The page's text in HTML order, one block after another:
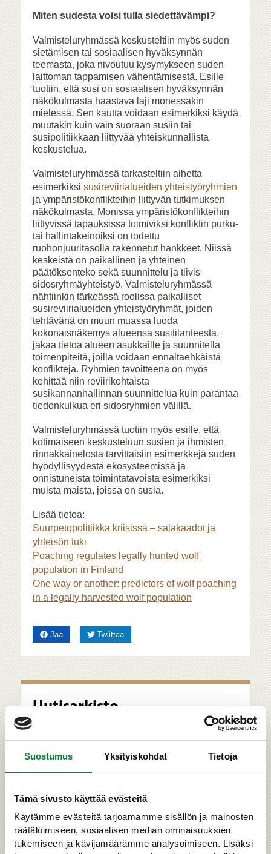
Suostumus Yksityiskohdat Tietoja
Tämä sivusto käyttää evästeitä
Käytämme evästeitä tarjoamamme sisällön ja mainosten
räätälöimiseen, sosiaalisen median ominaisuuksien
tukemiseen ja kävijämäärämme analysoimiseen. Lisäksi
Miten sudesta voisi tulla siedettävämpi?
Valmisteluryhmässä keskusteltiin myös suden
sietämisen tai sosiaalisen hyväksynnän
teemasta, joka nivoutuu kysymykseen suden
laittoman tappamisen vähentämisestä. Esille
tuotiin, että susi on sosiaalisen hyväksynnän
näkökulmasta haastava laji monessakin
mielessä. Sen kautta voidaan esimerkiksi käydä
muutakin kuin vain suoraan susiin tai
susipolitiikkaan liittyvää yhteiskunnallista
keskustelua.
Valmisteluryhmässä tarkasteltiin aihetta
esimerkiksi susireviirialueiden yhteistyöryhmien
ja ympäristökonflikteihin liittyvän tutkimuksen
näkökulmasta. Monissa ympäristökonflikteihin
liittyvissä tapauksissa toimiviksi konfliktin purku-
tai hallintakeinoiksi on todettu
ruohonjuuritasolla rakennetut hankkeet. Niissä
keskeistä on paikallinen ja yhteinen
päätöksenteko sekä suunnittelu ja tiivis
sidosryhmäyhteistyö. Valmisteluryhmässä
nähtiinkin tärkeässä roolissa paikalliset
susireviirialueiden yhteistyöryhmät, joiden
tehtävänä on muun muassa luoda
kokonaisnäkemys alueensa susitilanteesta,
jakaa tietoa alueen asukkaille ja suunnitella
toimenpiteitä, joilla voidaan ennaltaehkäistä
konflikteja. Ryhmien tavoitteena on myös
kehittää niin reviirikohtaista
susikannanhallinnan suunnittelua kuin parantaa
tiedonkulkua eri sidosryhmien välillä.
Valmisteluryhmässä tuotiin myös esille, että
kotimaiseen keskusteluun susien ja ihmisten
rinnakkainelosta tarvittaisiin esimerkkejä suden
hyödyllisyydestä ekosysteemissä ja
onnistuneista toimintatavoista esimerkiksi
muista maista, joissa on susia.
Lisää tietoa:
Suurpetopolitiikka kriisissä – salakaadot ja
yhteisön tuki
Poaching regulates legally hunted wolf
population in Finland
One way or another: predictors of wolf poaching
in a legally harvested wolf population
JaaFacebookissaTwiittaaTwitterissä
Uutisarkisto
hakusana